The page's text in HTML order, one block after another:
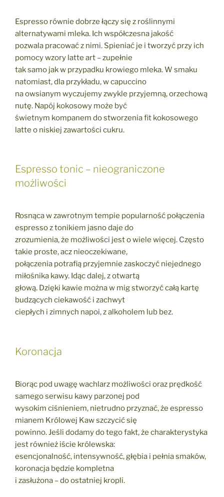
Espresso równie dobrze łączy się z roślinnymi
alternatywami mleka. Ich współczesna jakość
pozwala pracować z nimi. Spieniać je i tworzyć przy ich
pomocy wzory latte art – zupełnie
tak samo jak w przypadku krowiego mleka. W smaku
natomiast, dla przykładu, w capuccino
na owsianym wyczujemy zwykle przyjemną, orzechową
nutę. Napój kokosowy może być
świetnym kompanem do stworzenia fit kokosowego
latte o niskiej zawartości cukru.
Espresso tonic – nieograniczone
możliwości
Rosnąca w zawrotnym tempie popularność połączenia
espresso z tonikiem jasno daje do
zrozumienia, że możliwości jest o wiele więcej. Często
takie proste, acz nieoczekiwane,
połączenia potrafią przyjemnie zaskoczyć niejednego
miłośnika kawy. Idąc dalej, z otwartą
głową. Dzięki kawie można w mig stworzyć całą kartę
budzących ciekawość i zachwyt
ciepłych i zimnych napoi, z alkoholem lub bez.
Koronacja
Biorąc pod uwagę wachlarz możliwości oraz prędkość
samego serwisu kawy parzonej pod
wysokim ciśnieniem, nietrudno przyznać, że espresso
mianem Królowej Kaw szczycić się
powinno. Jeśli dodamy do tego fakt, że charakterystyka
jest również iście królewska:
esencjonalność, intensywność, głębia i pełnia smaków,
koronacja będzie kompletna
i zasłużona – do ostatniej kropli.